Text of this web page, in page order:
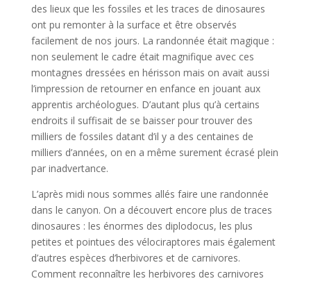
des lieux que les fossiles et les traces de dinosaures
ont pu remonter à la surface et être observés
facilement de nos jours. La randonnée était magique :
non seulement le cadre était magnifique avec ces
montagnes dressées en hérisson mais on avait aussi
l’impression de retourner en enfance en jouant aux
apprentis archéologues. D’autant plus qu’à certains
endroits il suffisait de se baisser pour trouver des
milliers de fossiles datant d’il y a des centaines de
milliers d’années, on en a même surement écrasé plein
par inadvertance.
L’après midi nous sommes allés faire une randonnée
dans le canyon. On a découvert encore plus de traces
dinosaures : les énormes des diplodocus, les plus
petites et pointues des vélociraptores mais également
d’autres espèces d’herbivores et de carnivores.
Comment reconnaître les herbivores des carnivores